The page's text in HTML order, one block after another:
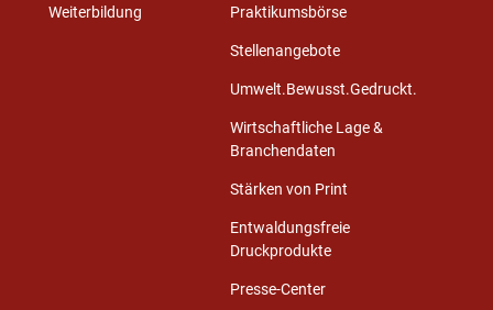
Weiterbildung
Praktikumsbörse
Stellenangebote
Umwelt.Bewusst.Gedruckt.
Wirtschaftliche Lage &
Branchendaten
Stärken von Print
Entwaldungsfreie
Druckprodukte
Presse-Center